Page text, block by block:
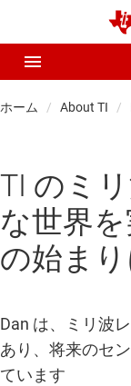
ホーム About TI
TI のミ
な世界
の始ま
Dan は、ミリ波
あり、将来のセ
ています